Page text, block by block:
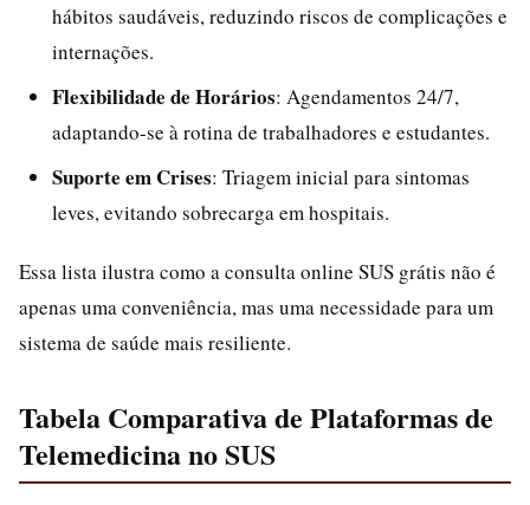
hábitos saudáveis, reduzindo riscos de complicações e
internações.
Flexibilidade de Horários: Agendamentos 24/7,
adaptando-se à rotina de trabalhadores e estudantes.
Suporte em Crises: Triagem inicial para sintomas
leves, evitando sobrecarga em hospitais.
Essa lista ilustra como a consulta online SUS grátis não é
apenas uma conveniência, mas uma necessidade para um
sistema de saúde mais resiliente.
Tabela Comparativa de Plataformas de
Telemedicina no SUS